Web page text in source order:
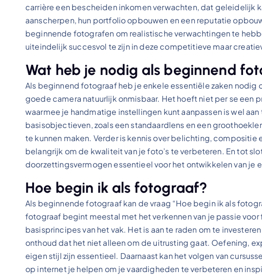
carrière een bescheiden inkomen verwachten, dat geleidelijk
aanscherpen, hun portfolio opbouwen en een reputatie
beginnende fotografen om realistische verwachtingen te
uiteindelijk succesvol te zijn in deze competitieve maar
Wat heb je nodig als beginnend
Als beginnend fotograaf heb je enkele essentiële zaken nodig
goede camera natuurlijk onmisbaar. Het hoeft niet per se een
waarmee je handmatige instellingen kunt aanpassen is wel aan
basisobjectieven, zoals een standaardlens en een
te kunnen maken. Verder is kennis over belichting,
belangrijk om de kwaliteit van je foto’s te verbeteren. En tot
doorzettingsvermogen essentieel voor het ontwikkelen van je
Hoe begin ik als fotograaf?
Als beginnende fotograaf kan de vraag “Hoe begin ik als
fotograaf begint meestal met het verkennen van je passie
basisprincipes van het vak. Het is aan te raden om te
onthoud dat het niet alleen om de uitrusting gaat. Oefening,
eigen stijl zijn essentieel. Daarnaast kan het volgen van
op internet je helpen om je vaardigheden te verbeteren en